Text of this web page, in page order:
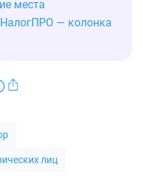
места
— колонка
лиц